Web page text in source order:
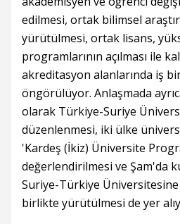
edilmesi, ortak bilimsel
yürütülmesi, ortak lisans,
programlarının açılması ile
akreditasyon alanlarında iş
öngörülüyor. Anlaşmada
olarak Türkiye-Suriye
düzenlenmesi, iki ülke
'Kardeş (İkiz) Üniversite
değerlendirilmesi ve Şam'da
Suriye-Türkiye Üniversitesine
birlikte yürütülmesi de yer